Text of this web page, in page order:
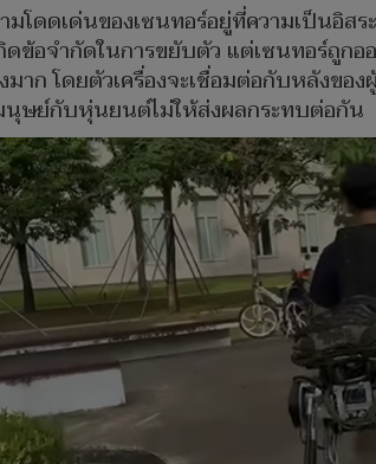
ดดเด่นของเซนทอร์อยู่ที่ความเป็นอิสร
ดข้อจำกัดในการขยับตัว แต่เซนทอร์ถู
มาก โดยตัวเครื่องจะเชื่อมต่อกับหลังข
นุษย์กับหุ่นยนต์ไม่ให้ส่งผลกระทบต่อกัน